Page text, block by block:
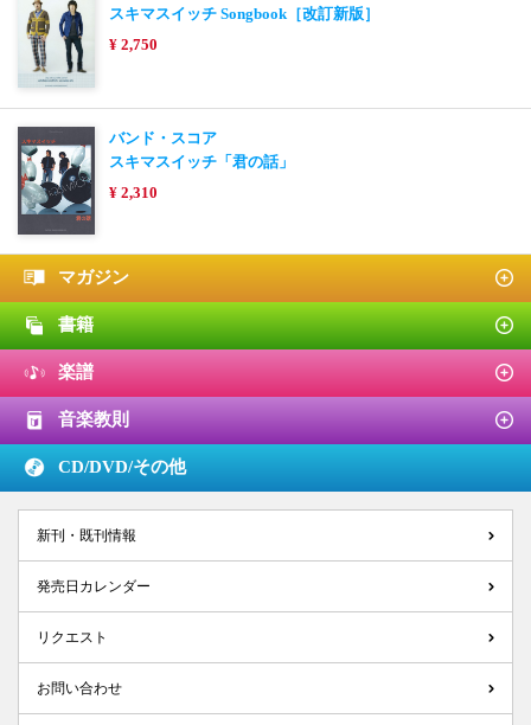
スキマスイッチ Songbook［改訂新版］
¥ 2,750
バンド・スコア
スキマスイッチ「君の話」
¥ 2,310
マガジン
書籍
楽譜
音楽教則
CD/DVD/その他
新刊・既刊情報
発売日カレンダー
リクエスト
お問い合わせ